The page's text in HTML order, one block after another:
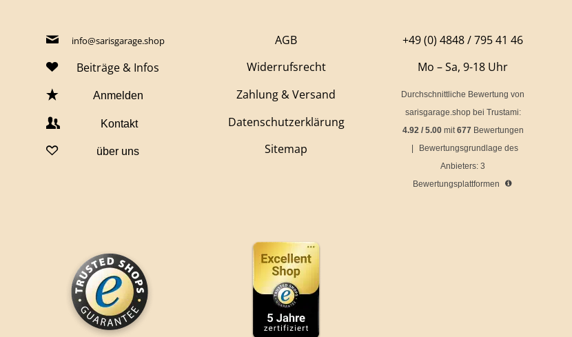
info@sarisgarage.shop
Beiträge & Infos
Anmelden
Kontakt
über uns
AGB
Widerrufsrecht
Zahlung & Versand
Datenschutzerklärung
Sitemap
+49 (0) 4848 / 795 41 46
Mo – Sa, 9-18 Uhr
Durchschnittliche Bewertung von
sarisgarage.shop bei Trustami:
4.92/ 5.00mit677 Bewertungen
Bewertungsgrundlage des
Anbieters: 3
Bewertungsplattformen